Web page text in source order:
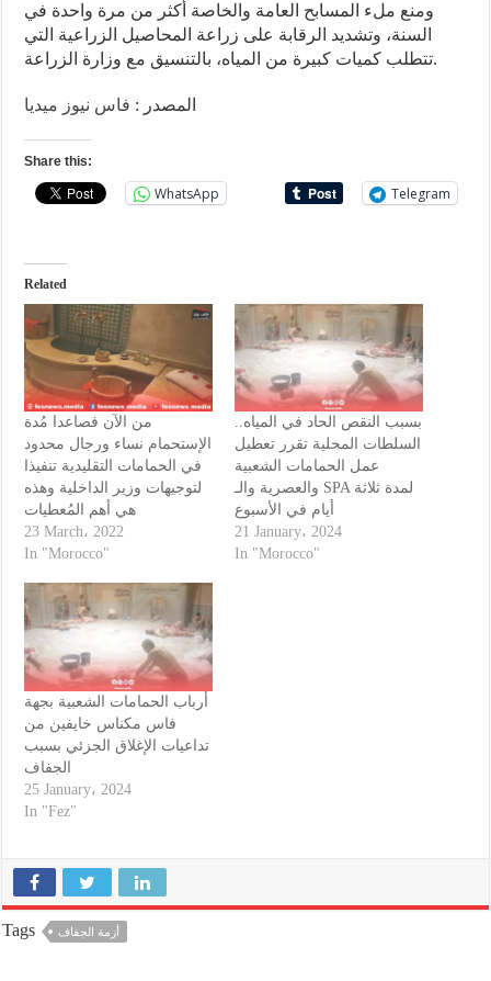
ومنع ملء المسابح العامة والخاصة أكثر من مرة واحدة في
السنة، وتشديد الرقابة على زراعة المحاصيل الزراعية التي
تتطلب كميات كبيرة من المياه، بالتنسيق مع وزارة الزراعة.
المصدر : فاس نيوز ميديا
Share this:
WhatsApp Telegram
Related
من الآن فصاعدا مُدة
الإستحمام نساء ورجال محدود
في الحمامات التقليدية تنفيذا
لتوجيهات وزير الداخلية وهذه
هي أهم المُعطيات
23 March، 2022
In "Morocco"
بسبب النقص الحاد في المياه..
السلطات المحلية تقرر تعطيل
عمل الحمامات الشعبية
والعصرية والـ SPA لمدة ثلاثة
أيام في الأسبوع
21 January، 2024
In "Morocco"
أرباب الحمامات الشعبية بجهة
فاس مكناس خايفين من
تداعيات الإغلاق الجزئي بسبب
الجفاف
25 January، 2024
In "Fez"
Tags أزمة الجفاف